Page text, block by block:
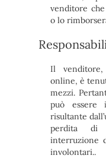
venditore
o lo
R
Il
online, è
mezzi.
può essere
risultante
perdita di
interruzione
involontari..